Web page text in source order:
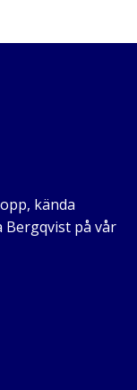
kända
Bergqvist på vår